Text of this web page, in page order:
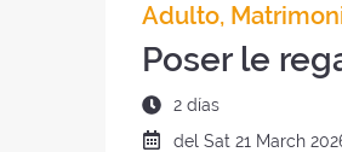
Adulto,
Poser le
Duración
del
2 días
Fecha
del Sat 21 March